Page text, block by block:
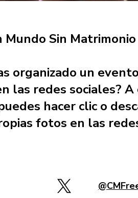
Mundo Sin
organizado un
las redes sociales?
hacer clic o
fotos en las